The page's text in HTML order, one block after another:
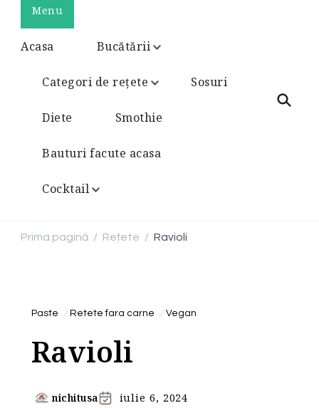
Menu
Acasa Bucătării
Categori de rețete Sosuri
Diete Smothie
Bauturi facute acasa
Cocktail
Prima pagină / Rețete / Ravioli
Paste Retete fara carne Vegan
Ravioli
nichitusa iulie 6, 2024